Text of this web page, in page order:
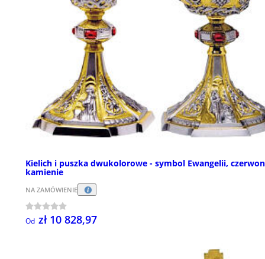
Kielich i puszka dwukolorowe - symbol Ewangelii,
kamienie
NA ZAMÓWIENIE
Od zł 10 828,97